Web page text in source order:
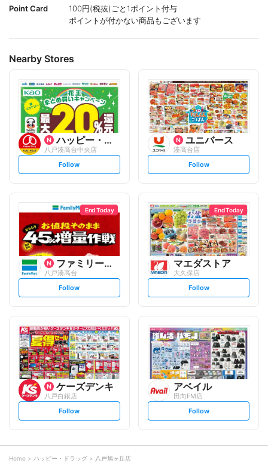
Point Card
100円(税抜)ごと1ポイント付与
ポイントが付かない商品もございます
Nearby Stores
ハッピー・ドラッグ
八戸湊高台中央店
s
t
o
Follow
ユニバース
湊高台店
s
t
l
o
w
Follow
End Today
ファミリーマート
八戸湊高台
s
t
l
o
w
Follow
End Today
マエダストア
大久保店
s
t
l
o
w
Follow
ケーズデンキ
八戸白銀店
s
t
Follow
アベイル
田向FM店
s
t
Follow
Home ハッピー・ドラッグ 八戸旭ヶ丘店